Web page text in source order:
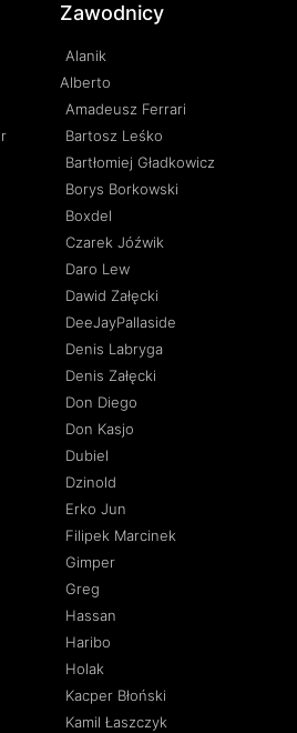
Zawodnicy
Alanik
Alberto
Amadeusz Ferrari
Bartosz Leśko
Bartłomiej Gładkowicz
Borys Borkowski
Boxdel
Czarek Jóźwik
Daro Lew
Dawid Załęcki
DeeJayPallaside
Denis Labryga
Denis Załęcki
Don Diego
Don Kasjo
Dubiel
Dzinold
Erko Jun
Filipek Marcinek
Gimper
Greg
Hassan
Haribo
Holak
Kacper Błoński
Kamil Łaszczyk